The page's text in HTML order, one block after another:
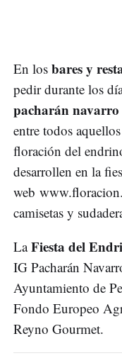
En los bares y
pedir durante los
pacharán
entre todos
floración del
desarrollen en la
web
camisetas y
LaFiesta del
IG Pacharán
Ayuntamiento de
Fondo Europeo
Reyno Gourmet.